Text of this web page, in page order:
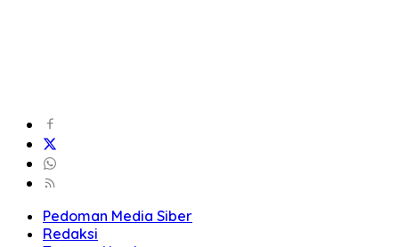
Pedoman Media Siber
Redaksi